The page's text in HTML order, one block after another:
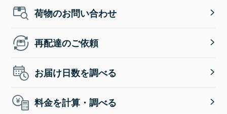
荷物のお問い合わせ
再配達のご依頼
お届け日数を調べる
料金を計算・調べる